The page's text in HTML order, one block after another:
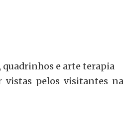
quadrinhos e arte terapia
vistas pelos visitantes na